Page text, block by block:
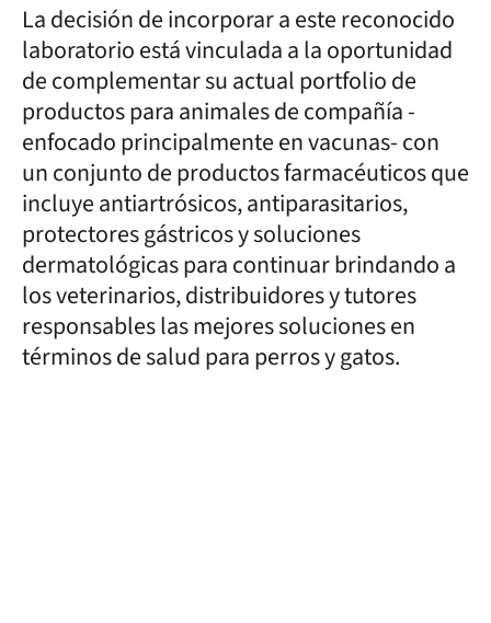
La decisión de incorporar a este reconocido
laboratorio está vinculada a la oportunidad
de complementar su actual portfolio de
productos para animales de compañía -
enfocado principalmente en vacunas- con
un conjunto de productos farmacéuticos que
incluye antiartrósicos, antiparasitarios,
protectores gástricos y soluciones
dermatológicas para continuar brindando a
los veterinarios, distribuidores y tutores
responsables las mejores soluciones en
términos de salud para perros y gatos.